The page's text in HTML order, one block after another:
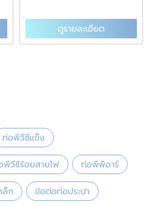
ดูรายละเอียด
ท่อพีวีซีแข็ง
พีวีซีร้อยสายไฟ ท่อพีพีอาร์
ล็ก ข้อต่อท่อประปา